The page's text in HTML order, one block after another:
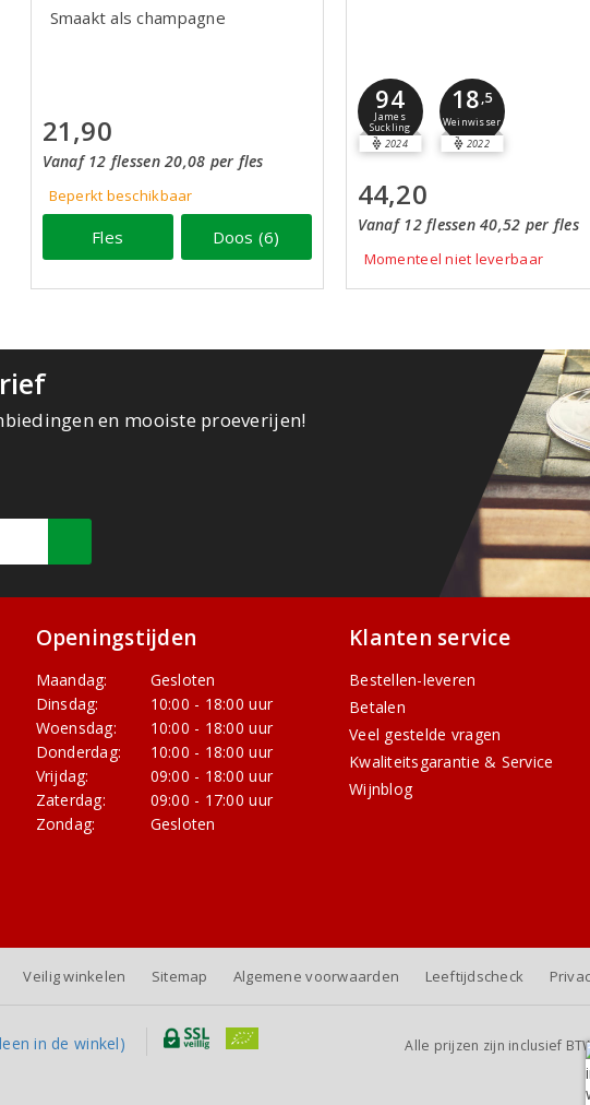
Smaakt als champagne
21,90
Vanaf 12 flessen 20,08 per fles
Beperkt beschikbaar
Fles Doos (6)
94
James
Suckling
2024
18,5
Weinwisser
2022
44,20
Vanaf 12 flessen 40,52 per fles
Momenteel niet leverbaar
en mooiste proeverijen!
Openingstijden
Maandag:
Gesloten
Dinsdag:
10:00 - 18:00 uur
Woensdag:
10:00 - 18:00 uur
Donderdag:
10:00 - 18:00 uur
Vrijdag:
09:00 - 18:00 uur
Zaterdag:
09:00 - 17:00 uur
Zondag:
Gesloten
Klanten service
Bestellen-leveren
Betalen
Veel gestelde vragen
Kwaliteitsgarantie & Service
Wijnblog
Veilig winkelen Sitemap Algemene voorwaarden Leeftijdscheck
Alle prijzen zijn inclusief